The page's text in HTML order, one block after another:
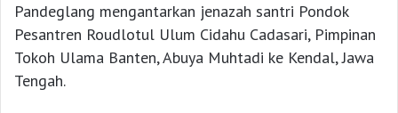
Pandeglang mengantarkan jenazah santri Pondok
Pesantren Roudlotul Ulum Cidahu Cadasari, Pimpinan
Tokoh Ulama Banten, Abuya Muhtadi ke Kendal, Jawa
Tengah.